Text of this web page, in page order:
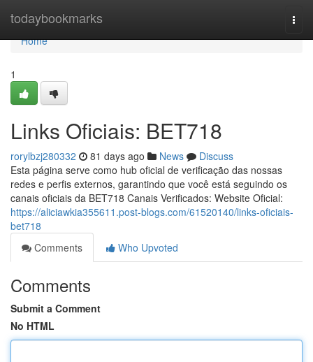
todaybookmarks
Home
Home
1
Links Oficiais: BET718
rorylbzj280332 81 days ago News
Discuss
Esta página serve como hub oficial de verificação das nossas
redes e perfis externos, garantindo que você está seguindo os
canais oficiais da BET718 Canais Verificados: Website Oficial:
https://aliciawkia355611.post-blogs.com/61520140/links-oficiais-
bet718
Comments
Who Upvoted
Comments
Submit a Comment
No HTML